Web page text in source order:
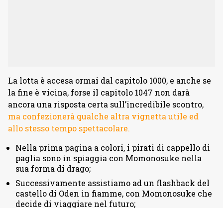
La lotta è accesa ormai dal capitolo 1000, e anche se
la fine è vicina, forse il capitolo 1047 non darà
ancora una risposta certa sull’incredibile scontro,
ma confezionerà qualche altra vignetta utile ed
allo stesso tempo spettacolare.
Nella prima pagina a colori, i pirati di cappello di
paglia sono in spiaggia con Momonosuke nella
sua forma di drago;
Successivamente assistiamo ad un flashback del
castello di Oden in fiamme, con Momonosuke che
decide di viaggiare nel futuro;